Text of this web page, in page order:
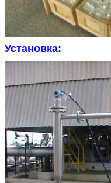
Установка: